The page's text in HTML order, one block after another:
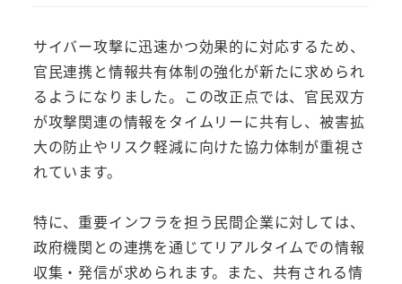
サイバー攻撃に迅速かつ効果的に対応するため、
官民連携と情報共有体制の強化が新たに求められ
るようになりました。この改正点では、官民双方
が攻撃関連の情報をタイムリーに共有し、被害拡
大の防止やリスク軽減に向けた協力体制が重視さ
れています。
特に、重要インフラを担う民間企業に対しては、
政府機関との連携を通じてリアルタイムでの情報
収集・発信が求められます。また、共有される情